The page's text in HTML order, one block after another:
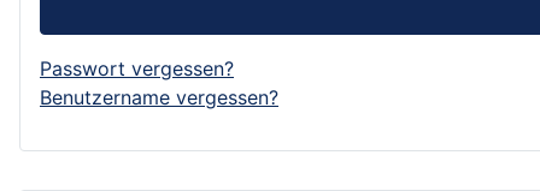
Passwort vergessen?
Benutzername vergessen?